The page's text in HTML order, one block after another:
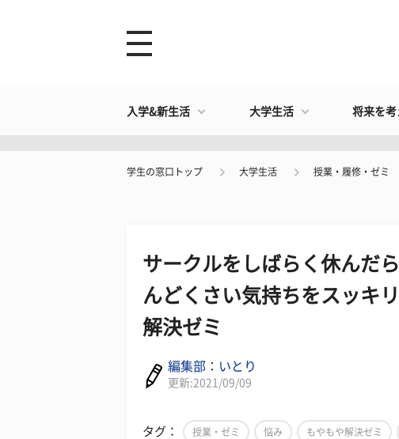
入学&新生活 大学生活 将来を考
学生の窓口トップ 大学生活 授業・履修・ゼミ
サークルをしばらく休んだ
んどくさい気持ちをスッキ
解決ゼミ
編集部：いとり
更新:2021/09/09
タグ： 授業・ゼミ 悩み もやもや解決ゼミ